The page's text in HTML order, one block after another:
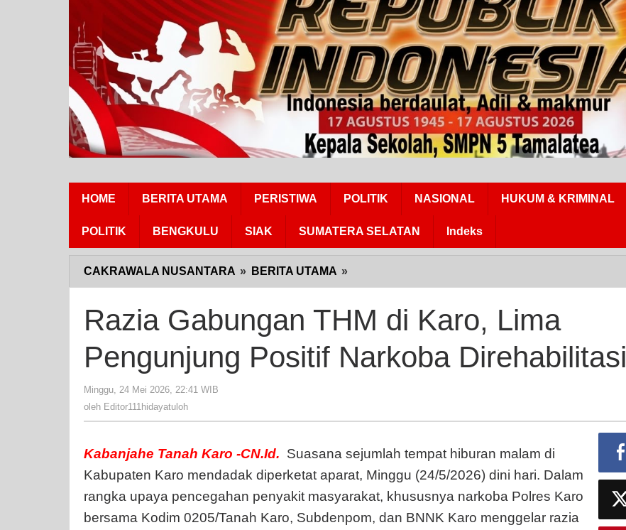
HOME BERITA UTAMA PERISTIWA POLITIK NASIONAL HUKUM & KRIMINAL
POLITIK BENGKULU SIAK SUMATERA SELATAN Indeks
CAKRAWALA NUSANTARA » BERITA UTAMA »
Gabungan
di
Lima
Direhabilitasi
Razia Gabungan THM di Karo, Lima
Pengunjung Positif Narkoba Direhabilitasi
Minggu, 24 Mei 2026, 22:41 WIB
oleh Editor111hidayatuloh
Kabanjahe Tanah Karo -CN.Id. Suasana sejumlah tempat hiburan malam di
Kabupaten Karo mendadak diperketat aparat, Minggu (24/5/2026) dini hari. Dalam
rangka upaya pencegahan penyakit masyarakat, khususnya narkoba Polres Karo
bersama Kodim 0205/Tanah Karo, Subdenpom, dan BNNK Karo menggelar razia